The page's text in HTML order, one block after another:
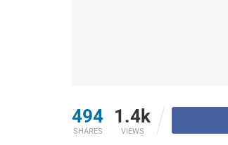
494
SHARES
1.4k
VIEWS